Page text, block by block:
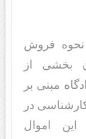
نحوه فروش
بخشی از
مبنی بر
کار‌شناسی در
اموال